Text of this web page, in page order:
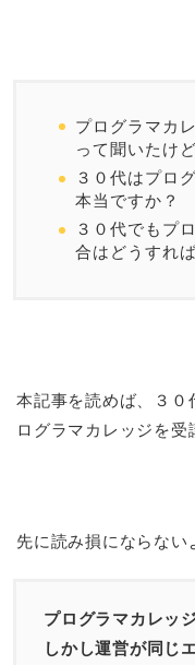
プログラマカ
って聞いたけ
３０代はプロ
本当ですか？
３０代でもプ
合はどうすれ
本記事を読めば、３０
ログラマカレッジを受
先に読み損にならない
プログラマカレッ
しかし運営が同じ